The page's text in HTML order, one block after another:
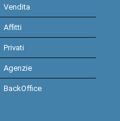
Vendita
Affitti
Privati
Agenzie
BackOffice